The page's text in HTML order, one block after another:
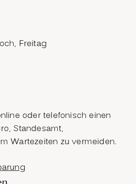
Freitag
oder telefonisch einen
Standesamt,
Wartezeiten zu vermeiden.